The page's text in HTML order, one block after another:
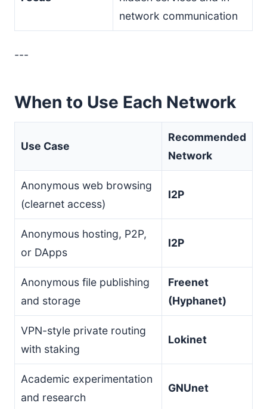
network communication
---
When to Use Each Network
Use Case
Recommended
Network
Anonymous web browsing
(clearnet access)
I2P
Anonymous hosting, P2P,
or DApps
I2P
Anonymous file publishing
and storage
Freenet
(Hyphanet)
VPN-style private routing
with staking
Lokinet
Academic experimentation
and research
GNUnet